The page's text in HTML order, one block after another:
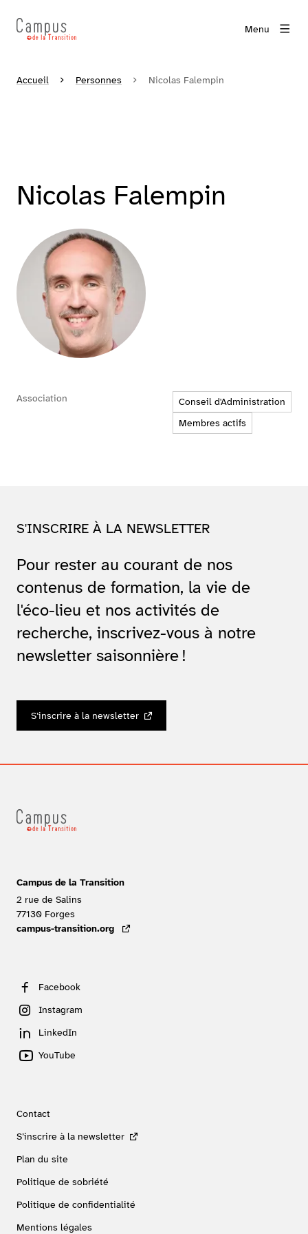
Menu
Accueil Personnes Nicolas Falempin
Nicolas Falempin
Agrandir
Association
Conseil d'Administration
Membres actifs
S'INSCRIRE À LA NEWSLETTER
Pour rester au courant de nos
contenus de formation, la vie de
l'éco-lieu et nos activités de
recherche, inscrivez-vous à notre
newsletter saisonnière !
S’inscrire à la newsletter
Campus de la Transition
2 rue de Salins
77130 Forges
campus-transition.org
- lien externe
Facebook
Instagram
LinkedIn
YouTube
Contact
S’inscrire à la newsletter
Plan du site
Politique de sobriété
Politique de confidentialité
Mentions légales